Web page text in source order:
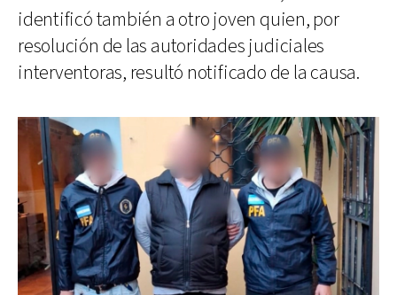
identificó también a otro joven quien, por
resolución de las autoridades judiciales
interventoras, resultó notificado de la causa.